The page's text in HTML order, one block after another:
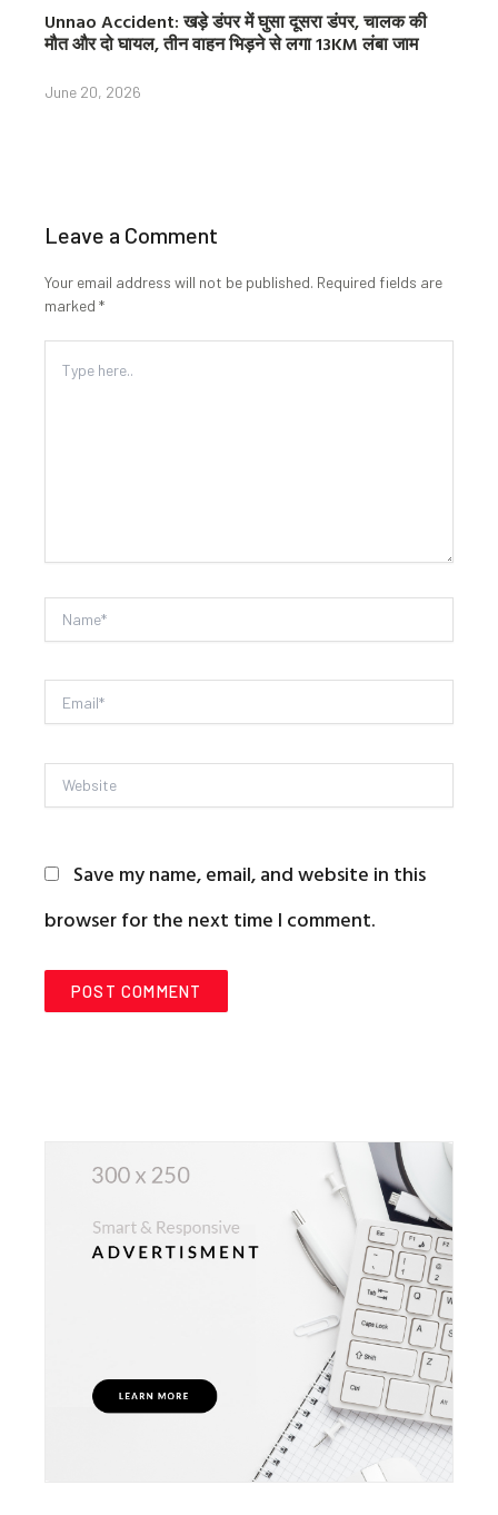
Unnao Accident: खड़े डंपर में घुसा दूसरा डंपर, चालक की
मौत और दो घायल, तीन वाहन भिड़ने से लगा 13KM लंबा जाम
June 20, 2026
Leave a Comment
Your email address will not be published. Required fields are
marked *
Type
Name*
Email*
Website
Save my name, email, and website in this
browser for the next time I comment.